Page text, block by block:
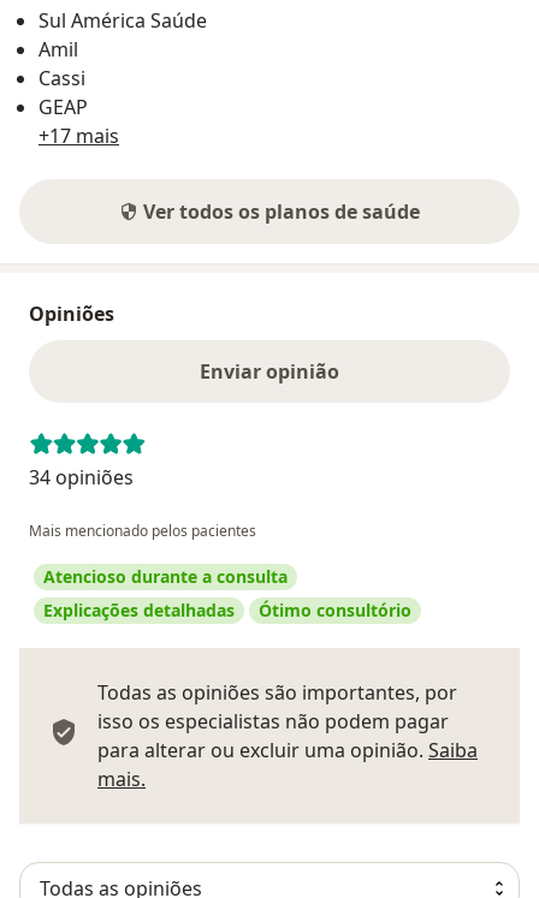
Sul América Saúde
Amil
Cassi
GEAP
+17 mais
Ver todos os planos de saúde
Opiniões
Enviar opinião
34 opiniões
Mais mencionado pelos pacientes
Atencioso durante a consulta
Explicações detalhadas
Ótimo consultório
Todas as opiniões são importantes, por
isso os especialistas não podem pagar
para alterar ou excluir uma opinião. Saiba
mais.